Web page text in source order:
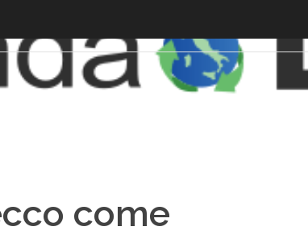
come